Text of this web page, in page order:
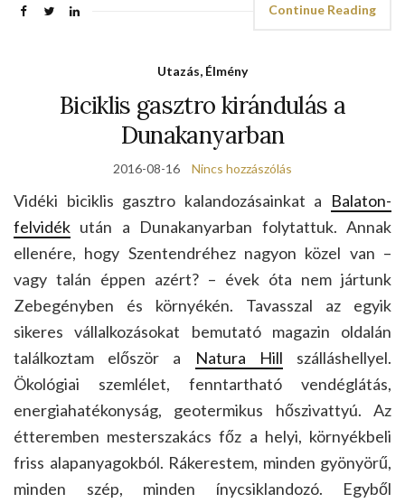
Continue Reading
Utazás, Élmény
Biciklis gasztro kirándulás a
Dunakanyarban
2016-08-16 Nincs hozzászólás
Vidéki biciklis gasztro kalandozásainkat a Balaton-
felvidék után a Dunakanyarban folytattuk. Annak
ellenére, hogy Szentendréhez nagyon közel van –
vagy talán éppen azért? – évek óta nem jártunk
Zebegényben és környékén. Tavasszal az egyik
sikeres vállalkozásokat bemutató magazin oldalán
találkoztam először a
Natura Hill szálláshellyel.
Ökológiai szemlélet, fenntartható vendéglátás,
energiahatékonyság, geotermikus hőszivattyú. Az
étteremben mesterszakács főz a helyi, környékbeli
friss alapanyagokból. Rákerestem, minden gyönyörű,
minden szép, minden ínycsiklandozó. Egyből